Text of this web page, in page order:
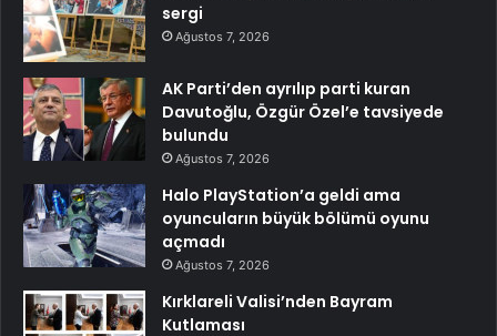
sergi
Ağustos 7, 2026
AK Parti’den ayrılıp parti kuran
Davutoğlu, Özgür Özel’e tavsiyede
bulundu
Ağustos 7, 2026
Halo PlayStation’a geldi ama
oyuncuların büyük bölümü oyunu
açmadı
Ağustos 7, 2026
Kırklareli Valisi’nden Bayram
Kutlaması